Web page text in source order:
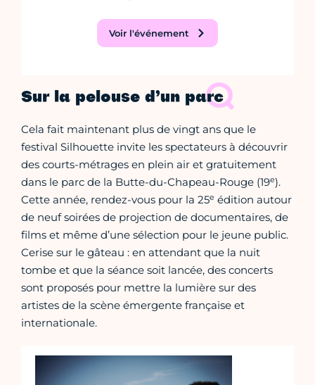
Voir l'événement
Sur la pelouse d’un parc
Cela fait maintenant plus de vingt ans que le
festival Silhouette invite les spectateurs à découvrir
des courts-métrages en plein air et gratuitement
dans le parc de la Butte-du-Chapeau-Rouge (19e).
Cette année, rendez-vous pour la 25e édition autour
de neuf soirées de projection de documentaires, de
films et même d’une sélection pour le jeune public.
Cerise sur le gâteau : en attendant que la nuit
tombe et que la séance soit lancée, des concerts
sont proposés pour mettre la lumière sur des
artistes de la scène émergente française et
internationale.